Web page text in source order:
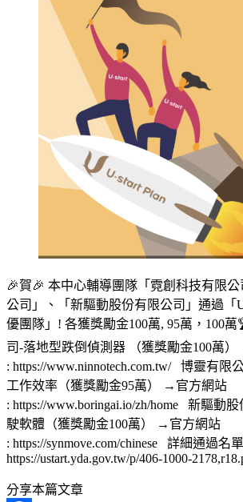
🎉賀🎉 本中心輔導團隊「霓創科技有限
公司」、「新驅動股份有限公司」通過「
優團隊」! 各獲獎勵金100萬, 95萬，100
司-落地型跌倒偵測器 （獲獎勵金100萬
: https://www.ninnotech.com.tw/ 博靈有限
工作效率（獲獎勵金95萬） →官方網站
: https://www.boringai.io/zh/home 新驅動
駛軟體（獲獎勵金100萬） →官方網站
: https://synmove.com/chinese 詳細通過名
https://ustart.yda.gov.tw/p/406-1000-
分享本篇文章